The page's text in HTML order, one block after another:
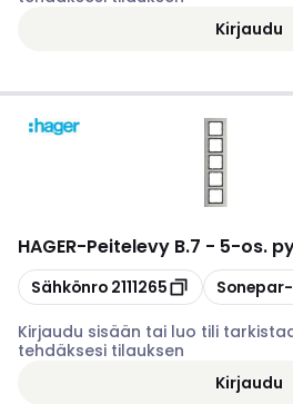
Kirjaudu
HAGER-Peitelevy B.7 - 5-os.
Kopioi
Sähkönro 2111265 Kopioi
Kirjaudu sisään tai luo tili
tehdäksesi tilauksen
Kirjaudu